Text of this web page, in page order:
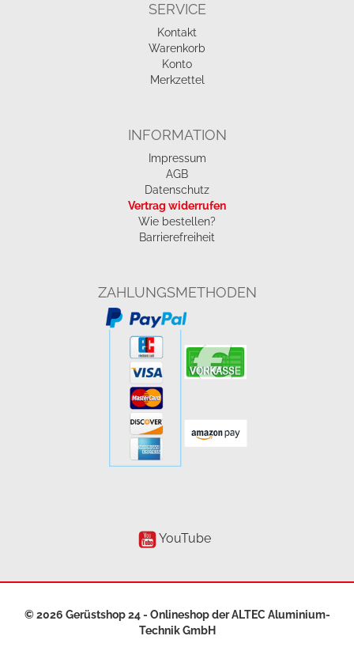
SERVICE
Kontakt
Warenkorb
Konto
Merkzettel
INFORMATION
Impressum
AGB
Datenschutz
Vertrag widerrufen
Wie bestellen?
Barrierefreiheit
ZAHLUNGSMETHODEN
YouTube
© 2026 Gerüstshop 24 - Onlineshop derALTEC Aluminium-
Technik GmbH